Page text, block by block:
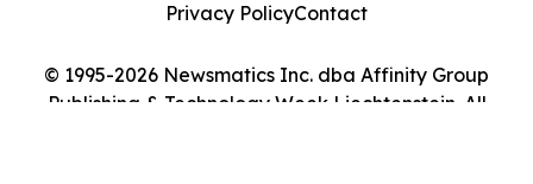
© 1995-2026 Newsmatics Inc. dba Affinity Group
Publishing & Technology Week Liechtenstein. All
Privacy PolicyContact